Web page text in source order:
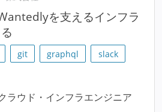
を支えるインフラ
git graphql
slack
ラウド・インフラエンジニア